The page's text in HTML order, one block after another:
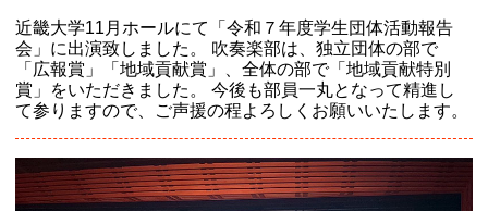
近畿大学11月ホールにて「令和７年度学生団体活動報告
会」に出演致しました。 吹奏楽部は、独立団体の部で
「広報賞」「地域貢献賞」、全体の部で「地域貢献特別
賞」をいただきました。 今後も部員一丸となって精進し
て参りますので、ご声援の程よろしくお願いいたします。